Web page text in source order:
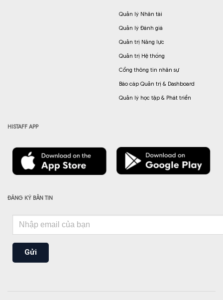
Quản lý Nhân tài
Quản lý Đánh giá
Quản trị Năng lực
Quản trị Hệ thống
Cổng thông tin nhân sự
Báo cáp Quản trị & Dashboard
Quản lý học tập & Phát triển
HISTAFF APP
ĐĂNG KÝ BẢN TIN
Gửi